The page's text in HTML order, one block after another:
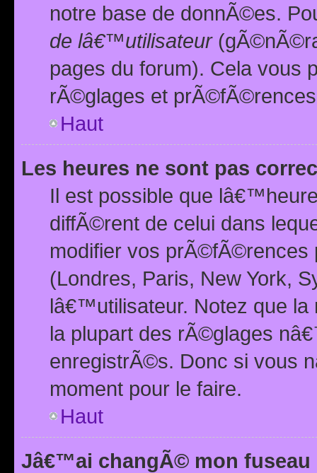
notre base de donnÃ©es.
de lâ€™utilisateur
pages du forum). Cela vous
rÃ©glages et
Haut
Les heures ne sont pas
Il est possible que
diffÃ©rent de celui dans
modifier vos prÃ©fÃ©rences
(Londres, Paris, New York,
lâ€™utilisateur. Notez que la
la plupart des rÃ©glages
enregistrÃ©s. Donc si vous
moment pour le faire.
Haut
Jâ€™ai changÃ© mon